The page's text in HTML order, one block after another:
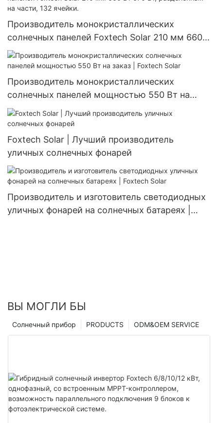
Производитель монокристаллических
солнечных панелей Foxtech Solar 210 мм 660
Вт 670 Вт, разделенных на части, 132 ячейки.
Производитель монокристаллических
солнечных панелей мощностью 550 Вт на
заказ | Foxtech Solar
Foxtech Solar | Лучший производитель
уличных солнечных фонарей
Производитель и изготовитель светодиодных
уличных фонарей на солнечных батареях |
ВЫ МОГЛИ БЫ
ODM&OEM SERVICE
PRODUCTS
Солнечный прибор